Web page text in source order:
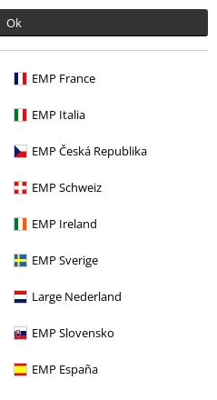
Ok
EMP France
EMP Italia
EMP Česká Republika
EMP Schweiz
EMP Ireland
EMP Sverige
Large Nederland
EMP Slovensko
EMP España
Sweatshirts
Tröjor
Hoodies